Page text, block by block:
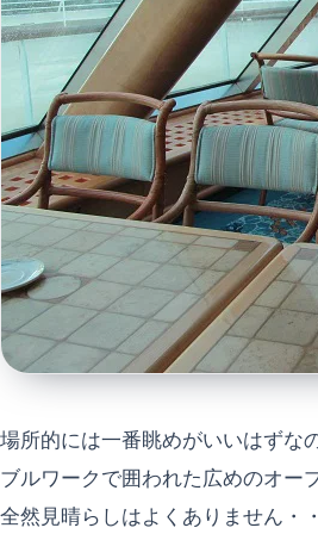
場所的には一番眺めがいいはずな
ブルワークで囲われた広めのオー
全然見晴らしはよくありません・